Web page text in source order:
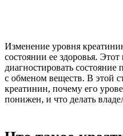
Изменение уровня
состоянии ее здоровья. Этот
диагностировать
с обменом веществ. В этой
креатинин, почему его
понижен, и что делать